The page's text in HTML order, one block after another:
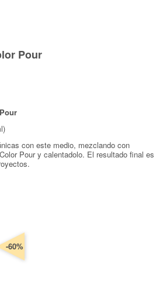
Pour
con este medio, mezclando con
Pour y calentadolo. El resultado final es
-60%